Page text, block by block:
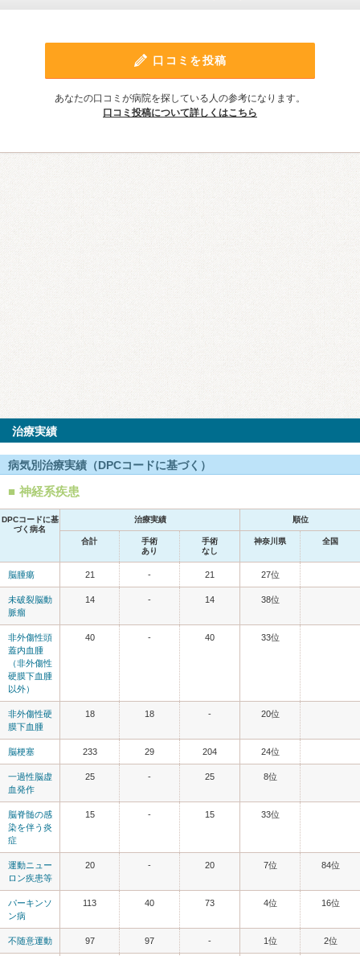
口コミを投稿
あなたの口コミが病院を探している人の参考になります。
口コミ投稿について詳しくはこちら
治療実績
病気別治療実績（DPCコードに基づく）
神経系疾患
DPCコードに基
づく病名
治療実績 順位
合計
手術
あり
手術
なし
神奈川県 全国
脳腫瘍 21 - 21 27位
未破裂脳動
脈瘤
14 - 14 38位
非外傷性頭
蓋内血腫
（非外傷性
硬膜下血腫
以外）
40 - 40 33位
非外傷性硬
膜下血腫
18 18 - 20位
脳梗塞 233 29 204 24位
一過性脳虚
血発作
25 - 25 8位
脳脊髄の感
染を伴う炎
症
15 - 15 33位
運動ニュー
ロン疾患等
20 - 20 7位 84位
パーキンソ
ン病
113 40 73 4位 16位
不随意運動 97 97 - 1位 2位